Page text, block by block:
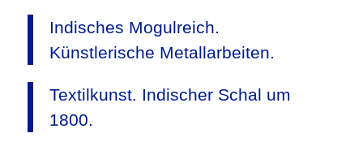
Indisches Mogulreich.
Künstlerische Metallarbeiten.
Textilkunst. Indischer Schal um
1800.